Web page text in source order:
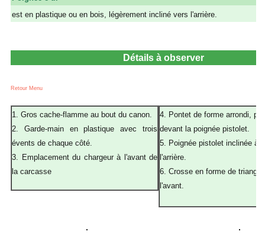
est en plastique ou en bois, légèrement incliné vers l'arrière.
Détails à observer
Retour Menu
1. Gros cache-flamme au bout du canon.
2. Garde-main en plastique avec trois
évents de chaque côté.
3. Emplacement du chargeur à l'avant de
la carcasse
4. Pontet de forme arrondi,
devant la poignée pistolet.
5. Poignée pistolet inclinée à
l'arrière.
6. Crosse en forme de
l'avant.